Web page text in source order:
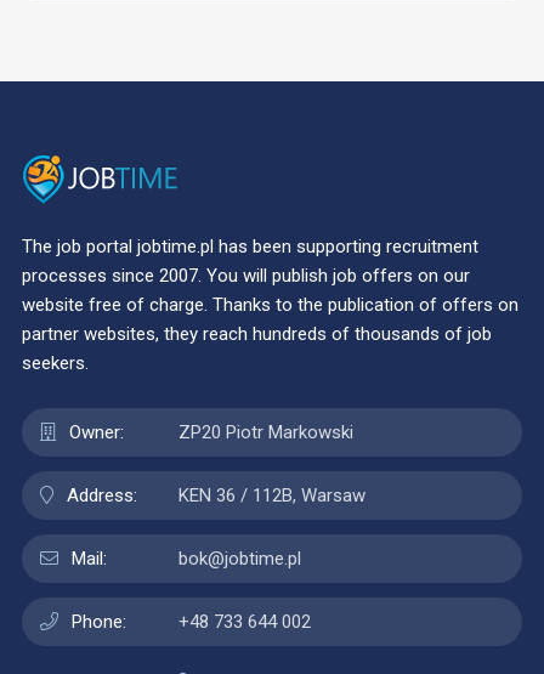
The job portal jobtime.pl has been supporting recruitment
processes since 2007. You will publish job offers on our
website free of charge. Thanks to the publication of offers on
partner websites, they reach hundreds of thousands of job
seekers.
Owner: ZP20 Piotr Markowski
Address: KEN 36 / 112B, Warsaw
Mail: bok@jobtime.pl
Phone: +48 733 644 002